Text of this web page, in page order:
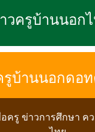
วครูบ้านนอก
รูบ้านนอกดอ
อครู ข่าวการศึกษา ค